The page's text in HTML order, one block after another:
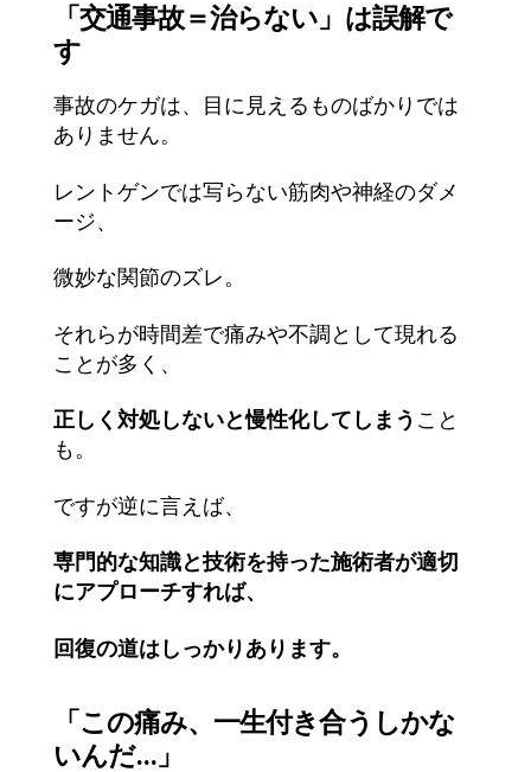
「交通事故＝治らない」は誤解で
す
事故のケガは、目に見えるものばかりでは
ありません。
レントゲンでは写らない筋肉や神経のダメ
ージ、
微妙な関節のズレ。
それらが時間差で痛みや不調として現れる
ことが多く、
正しく対処しないと慢性化してしまう こと
も。
ですが逆に言えば、
専門的な知識と技術を持った施術者が適切
にアプローチすれば、
回復の道はしっかりあります。
「この痛み、一生付き合うしかな
いんだ…」